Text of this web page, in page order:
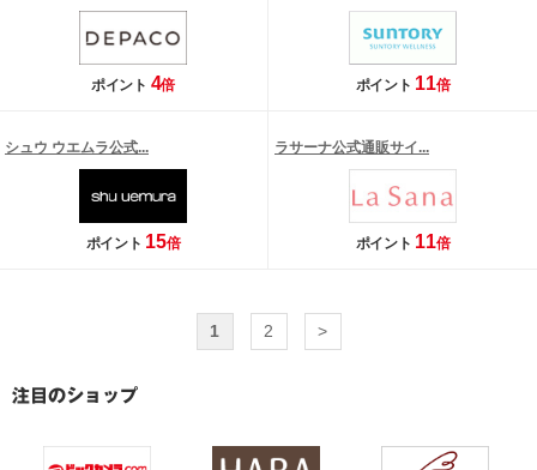
ポイント 4倍 ポイント 11倍
シュウ ウエムラ公式...
ポイント 15倍
ラサーナ公式通販サイ...
ポイント 11倍
1 2 >